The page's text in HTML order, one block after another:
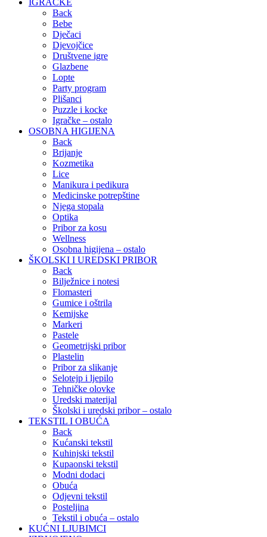
Back
Bebe
Dječaci
Djevojčice
Društvene igre
Glazbene
Lopte
Party program
Plišanci
Puzzle i kocke
Igračke – ostalo
OSOBNA HIGIJENA
Back
Brijanje
Kozmetika
Lice
Manikura i pedikura
Medicinske potrepštine
Njega stopala
Optika
Pribor za kosu
Wellness
Osobna higijena – ostalo
ŠKOLSKI I UREDSKI PRIBOR
Back
Bilježnice i notesi
Flomasteri
Gumice i oštrila
Kemijske
Markeri
Pastele
Geometrijski pribor
Plastelin
Pribor za slikanje
Selotejp i ljepilo
Tehničke olovke
Uredski materijal
Školski i uredski pribor – ostalo
TEKSTIL I OBUĆA
Back
Kućanski tekstil
Kuhinjski tekstil
Kupaonski tekstil
Modni dodaci
Obuća
Odjevni tekstil
Posteljina
Tekstil i obuća – ostalo
KUĆNI LJUBIMCI